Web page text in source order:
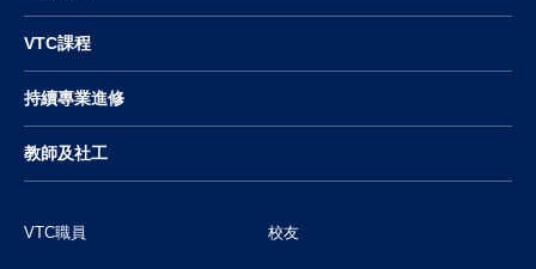
VTC課程
持續專業進修
教師及社工
VTC職員 校友